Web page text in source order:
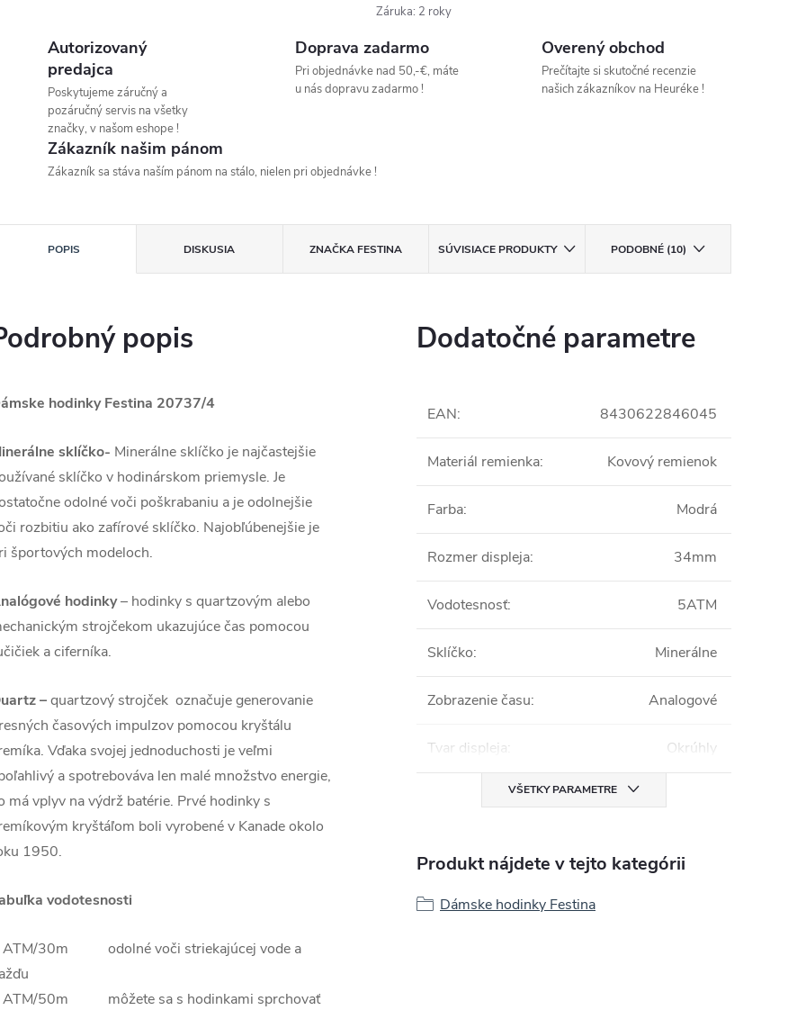
Záruka: 2 roky
Autorizovaný
predajca
Poskytujeme záručný a
pozáručný servis na všetky
značky, v našom eshope !
Doprava zadarmo
Pri objednávke nad 50,-€, máte
u nás dopravu zadarmo !
Overený obchod
Prečítajte si skutočné recenzie
našich zákazníkov na Heuréke !
Zákazník našim pánom
Zákazník sa stáva naším pánom na stálo, nielen pri objednávke !
POPIS DISKUSIA ZNAČKAFESTINA SÚVISIACE PRODUKTY PODOBNÉ (10)
popis
hodinky Festina 20737/4
sklíčko- Minerálne sklíčko je najčastejšie
sklíčko v hodinárskom priemysle. Je
odolné voči poškrabaniu a je odolnejšie
rozbitiu ako zafírové sklíčko. Najobľúbenejšie je
športových modeloch.
hodinky– hodinky s quartzovým alebo
strojčekom ukazujúce čas pomocou
a ciferníka.
–quartzový strojček označuje generovanie
časových impulzov pomocou kryštálu
Vďaka svojej jednoduchosti je veľmi
a spotrebováva len malé množstvo energie,
má vplyv na výdrž batérie. Prvé hodinky s
kryštáľom boli vyrobené v Kanade okolo
1950.
vodotesnosti
ATM/30m odolné voči striekajúcej vode a
ATM/50m môžete sa s hodinkami sprchovať
Dodatočné parametre
EAN: 8430622846045
Materiál remienka: Kovový remienok
Farba: Modrá
Rozmer displeja: 34mm
Vodotesnosť: 5ATM
Sklíčko: Minerálne
Zobrazenie času: Analogové
Tvar displeja: Okrúhly
VŠETKY PARAMETRE
Produkt nájdete v tejto kategórii
Dámske hodinky Festina